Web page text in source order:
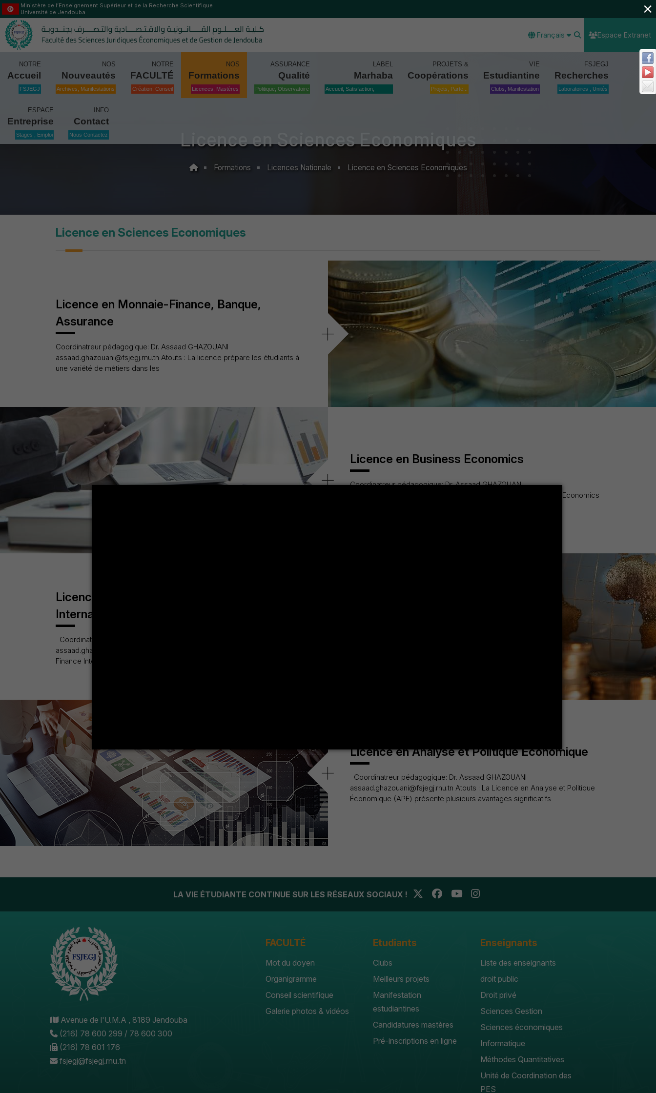
Ministère de l’Enseignement Supérieur et de la Recherche Scientifique
Université de Jendouba
Français Espace Extranet
NOTRE
Accueil
FSJEGJ
NOS
Nouveautés
Archives, Manifestations
NOTRE
FACULTÉ
Création, Conseil
NOS
Formations
Licences, Mastères
ASSURANCE
Qualité
Politique, Observatoire
LABEL
Marhaba
Accueil, Satisfaction,
PROJETS &
Coopérations
Projets, Parte...
VIE
Estudiantine
Clubs, Manifestation
FSJEGJ
Recherches
Laboratoires , Unités
ESPACE
Entreprise
Stages , Emploi
INFO
Contact
Nous Contactez Licence en Sciences Economiques
Formations Licences Nationale Licence en Sciences Economiques
Licence en Sciences Economiques
Licence en Monnaie-Finance, Banque,
Assurance
Coordinatreur pédagogique: Dr. Assaad GHAZOUANI
assaad.ghazouani@fsjegj.rnu.tn Atouts : La licence prépare les étudiants à
une variété de métiers dans les
+
Licence en Business Economics
Coordinatreur pédagogique: Dr. Assaad GHAZOUANI
assaad.ghazouani@fsjegj.rnu.tn Atouts : La Licence en Business Economics
+
Licence en Commerce et Finance
Internationale
Coordinatreur pédagogique: Dr. Assaad GHAZOUANI
assaad.ghazouani@fsjegj.rnu.tn Atouts : La Licence en Commerce et
Finance Internationale offre plusieurs avantages significatifs pour
Licence en Analyse et Politique Economique
Coordinatreur pédagogique: Dr. Assaad GHAZOUANI
assaad.ghazouani@fsjegj.rnu.tn Atouts : La Licence en Analyse et Politique
Économique (APE) présente plusieurs avantages significatifs
+
LA VIE ÉTUDIANTE CONTINUE SUR LES RÉSEAUX SOCIAUX !
Avenue de l'U.M.A , 8189 Jendouba
(216) 78 600 299 / 78 600 300
(216) 78 601 176
fsjegj@fsjegj.rnu.tn
FACULTÉ
Mot du doyen
Organigramme
Conseil scientifique
Galerie photos & vidéos
Etudiants
Clubs
Meilleurs projets
Manifestation
estudiantines
Candidatures mastères
Pré-inscriptions en ligne
Enseignants
Liste des enseignants
droit public
Droit privé
Sciences Gestion
Sciences économiques
Informatique
Méthodes Quantitatives
Unité de Coordination des
PES
×